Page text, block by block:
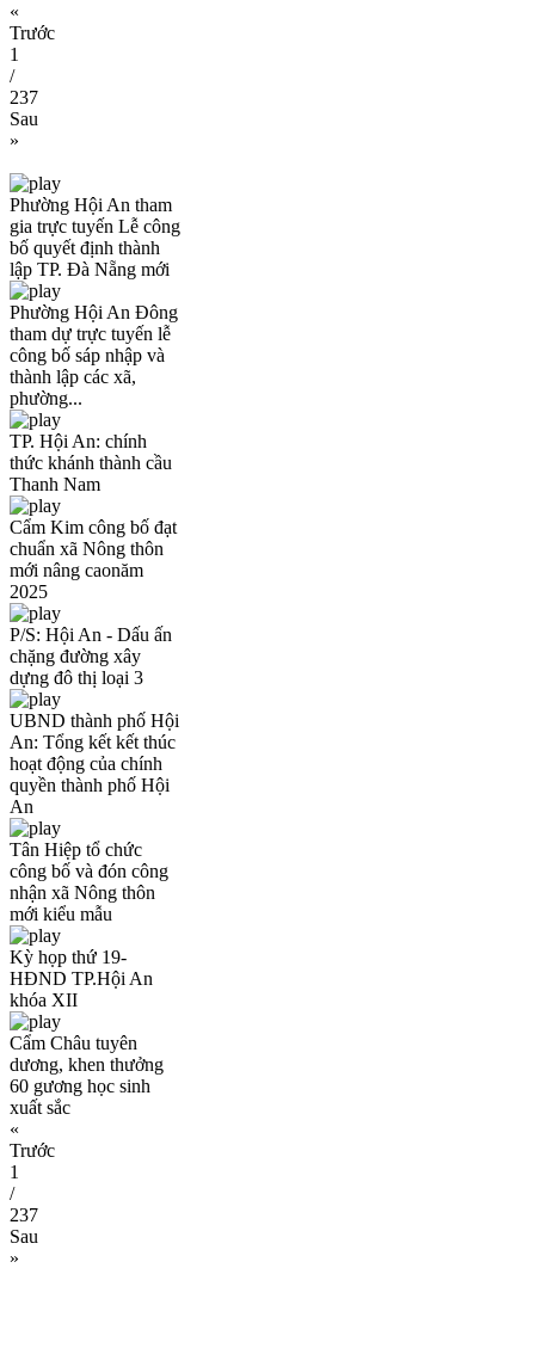
«
Trước
1
/
237
Sau
»
Phường Hội An tham
gia trực tuyến Lễ công
bố quyết định thành
lập TP. Đà Nẵng mới
Phường Hội An Đông
tham dự trực tuyến lễ
công bố sáp nhập và
thành lập các xã,
phường...
TP. Hội An: chính
thức khánh thành cầu
Thanh Nam
Cẩm Kim công bố đạt
chuẩn xã Nông thôn
mới nâng caonăm
2025
P/S: Hội An - Dấu ấn
chặng đường xây
dựng đô thị loại 3
UBND thành phố Hội
An: Tổng kết kết thúc
hoạt động của chính
quyền thành phố Hội
An
Tân Hiệp tổ chức
công bố và đón công
nhận xã Nông thôn
mới kiểu mẫu
Kỳ họp thứ 19-
HĐND TP.Hội An
khóa XII
Cẩm Châu tuyên
dương, khen thưởng
60 gương học sinh
xuất sắc
«
Trước
1
/
237
Sau
»